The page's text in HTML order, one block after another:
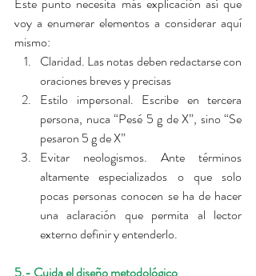
voy a enumerar elementos a considerar aquí
mismo:
Claridad. Las notas deben redactarse con
oraciones breves y precisas
Estilo impersonal. Escribe en tercera
persona, nuca “Pesé 5 g de X”, sino “Se
pesaron 5 g de X”
Evitar neologismos. Ante términos
altamente especializados o que solo
pocas personas conocen se ha de hacer
una aclaración que permita al lector
externo definir y entenderlo.
5.- Cuida el diseño metodológico